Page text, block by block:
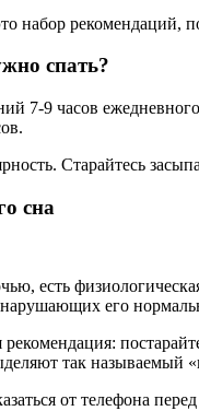
набор рекомендаций,
спать?
7-9 часов ежедневного
Старайтесь
сна
есть
нарушающих его
так называемый
от телефона